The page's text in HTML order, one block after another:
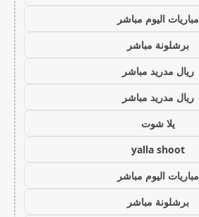
مباريات اليوم مباشر
برشلونة مباشر
ريال مدريد مباشر
ريال مدريد مباشر
يلا شوت
yalla shoot
مباريات اليوم مباشر
برشلونة مباشر